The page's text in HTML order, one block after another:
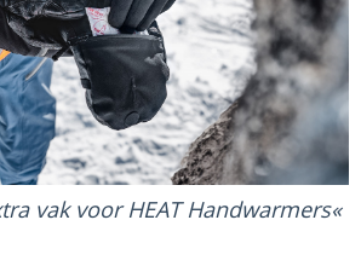
vak voor HEAT Handwarmers